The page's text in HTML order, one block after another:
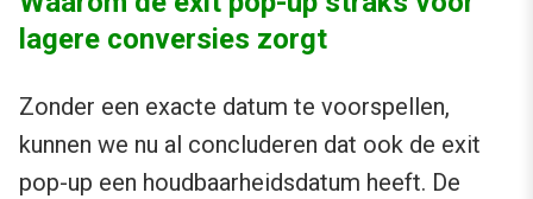
lagere conversies zorgt
Zonder een exacte datum te voorspellen,
kunnen we nu al concluderen dat ook de exit
pop-up een houdbaarheidsdatum heeft. De